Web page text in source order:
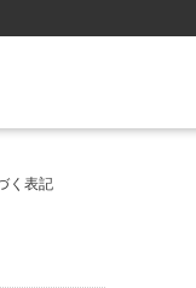
く表記